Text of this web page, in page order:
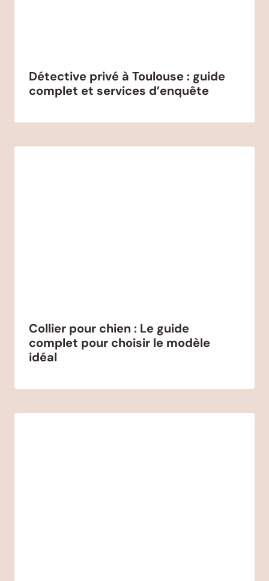
Détective privé à Toulouse : guide
complet et services d’enquête
Collier pour chien : Le guide
complet pour choisir le modèle
idéal